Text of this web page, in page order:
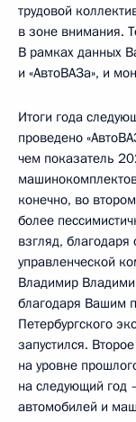
трудовой
в зоне внимания.
В рамках данных
и «АвтоВАЗа», и
Итоги года
проведено
чем показатель
конечно, во
более
взгляд,
управленческой
Владимир
благодаря Вашим
Петербургского
запустился.
на уровне
на следующий год
автомобилей и